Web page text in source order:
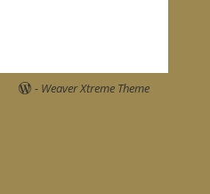
- Weaver Xtreme Theme